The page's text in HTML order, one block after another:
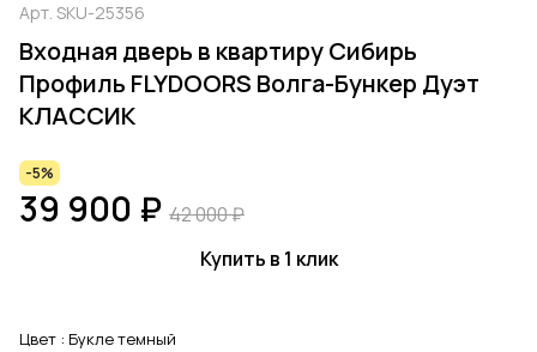
Арт. SKU-25356
Входная дверь в квартиру Сибирь
Профиль FLYDOORS Волга-Бункер Дуэт
КЛАССИК
-5%
39 900 ₽ 42 000 ₽
Купить в 1 клик
Цвет : Букле темный